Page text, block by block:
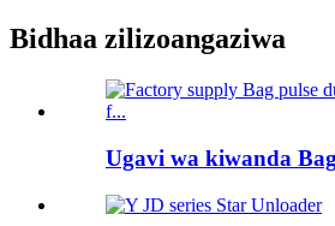
Bidhaa zilizoangaziwa
Ugavi wa kiwanda